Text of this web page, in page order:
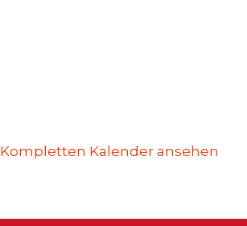
Kompletten Kalender ansehen